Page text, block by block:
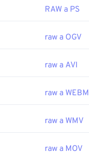
RAW a PS
raw a OGV
raw a AVI
raw a WEBM
raw a WMV
raw a MOV